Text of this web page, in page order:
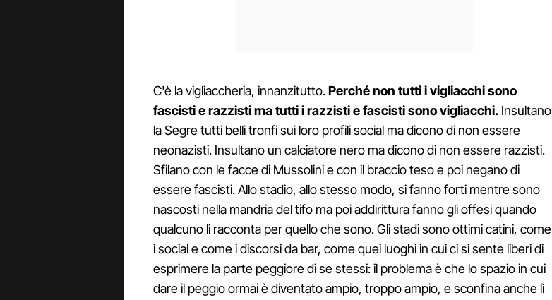
C'è la vigliaccheria, innanzitutto.Perché non tutti i vigliacchi sono
fascisti e razzisti ma tutti i razzisti e fascisti sono vigliacchi. Insultano
la Segre tutti belli tronfi sui loro profili social ma dicono di non essere
neonazisti. Insultano un calciatore nero ma dicono di non essere razzisti.
Sfilano con le facce di Mussolini e con il braccio teso e poi negano di
essere fascisti. Allo stadio, allo stesso modo, si fanno forti mentre sono
nascosti nella mandria del tifo ma poi addirittura fanno gli offesi quando
qualcuno li racconta per quello che sono. Gli stadi sono ottimi catini, come
i social e come i discorsi da bar, come quei luoghi in cui ci si sente liberi di
esprimere la parte peggiore di se stessi: il problema è che lo spazio in cui
dare il peggio ormai è diventato ampio, troppo ampio, e sconfina anche lì